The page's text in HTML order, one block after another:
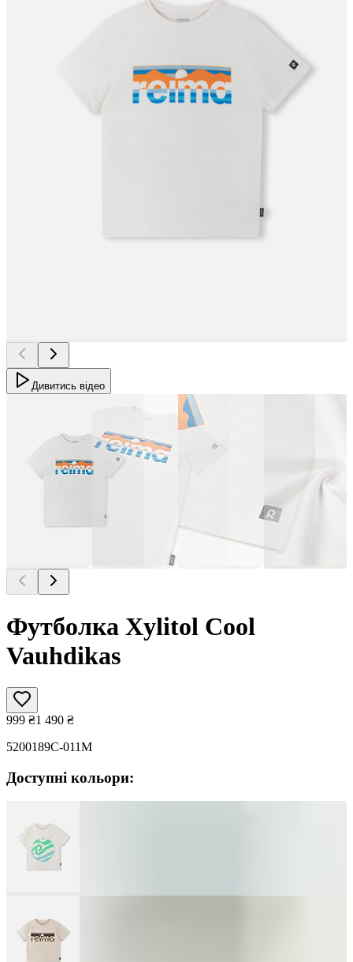
Дивитись відео
Футболка Xylitol Cool
Vauhdikas
999 ₴1 490 ₴
5200189C-011M
Доступні кольори: